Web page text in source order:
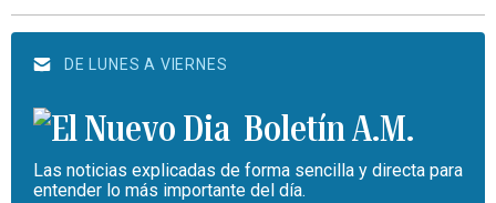
DE LUNES A VIERNES
Boletín A.M.
Las noticias explicadas de forma sencilla y directa para
entender lo más importante del día.